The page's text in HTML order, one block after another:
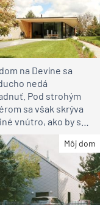
na Devíne sa
nedá
Pod strohým
sa však skrýva
vnútro, ako by ste
Môj dom